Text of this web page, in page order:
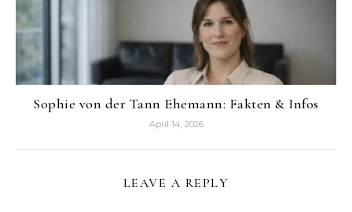
Sophie von der Tann Ehemann: Fakten & Infos
April 14, 2026
LEAVE A REPLY